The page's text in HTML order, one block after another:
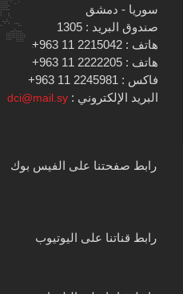
سوريا - دمشق
صندوق البريد : 1305
هاتف : 2215042 11 963+
هاتف : 2222205 11 963+
فاكس : 2245981 11 963+
البريد الإلكتروني : dci@mail.sy
رابط صفحتنا على الفيس بوك
رابط قناتنا على اليوتيوب